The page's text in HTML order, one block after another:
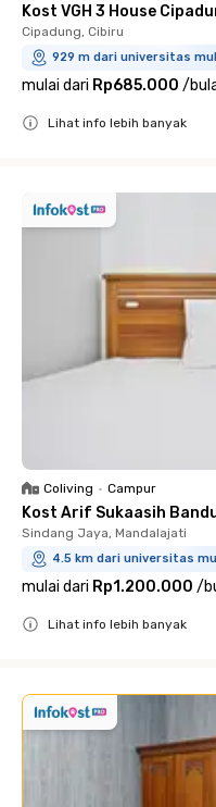
Kost VGH 3 House
Cipadung, Cibiru
929 m dari universitas
mulai dari Rp685.000 /
Lihat info lebih banyak
Coliving • Campur
Kost Arif Sukaasih
Sindang Jaya, Mandalajati
4.5 km dari universitas
mulai dari Rp1.200.000 /
Lihat info lebih banyak